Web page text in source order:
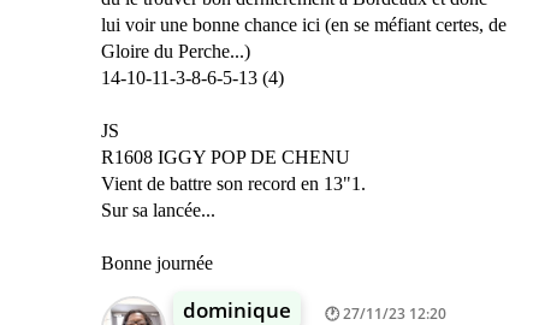
lui voir une bonne chance ici (en se méfiant certes, de
Gloire du Perche...)
14-10-11-3-8-6-5-13 (4)
JS
R1608 IGGY POP DE CHENU
Vient de battre son record en 13"1.
Sur sa lancée...
Bonne journée
dominique 27/11/23 12:20